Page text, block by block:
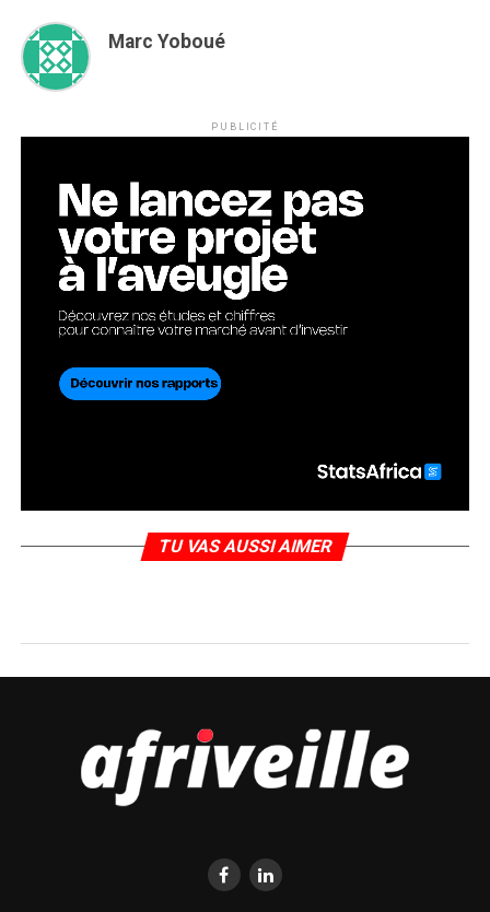
Marc Yoboué
PUBLICITÉ
TU VAS AUSSI AIMER